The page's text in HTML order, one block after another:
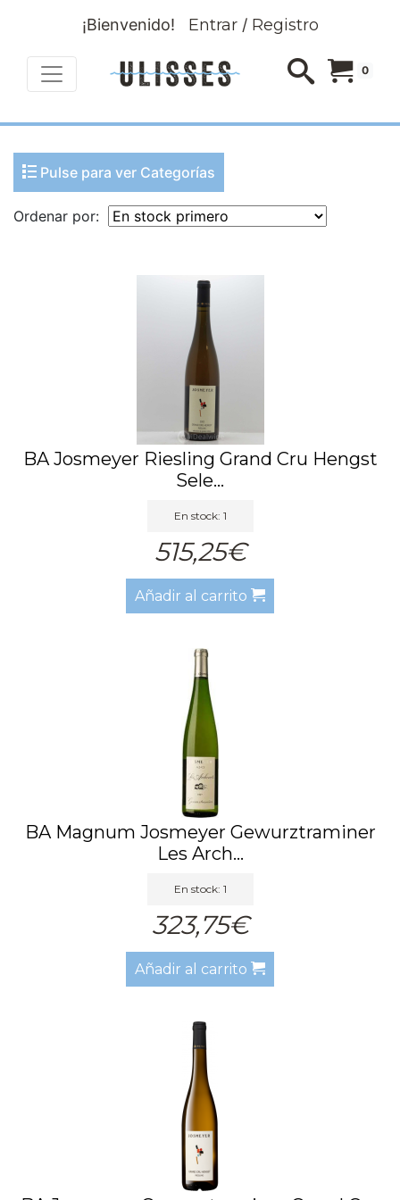
¡Bienvenido! Entrar/ Registro
0
Pulse para ver Categorías
Ordenar por:
BA Josmeyer Riesling Grand Cru Hengst
Sele...
En stock: 1
515,25€
Añadir al carrito
BA Magnum Josmeyer Gewurztraminer
Les Arch...
En stock: 1
323,75€
Añadir al carrito